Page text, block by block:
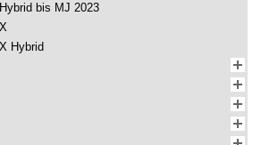
bis MJ 2023
Hybrid